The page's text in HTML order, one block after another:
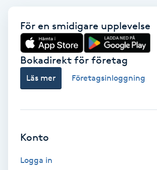
Funktionsanalys
Färgning
Föning
För en smidigare upplevelse
Bokadirekt för företag
Läs mer Företagsinloggning
Konto
Logga in